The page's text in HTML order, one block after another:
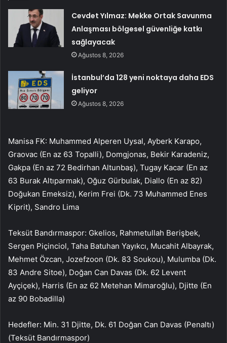
Cevdet Yılmaz: Mekke Ortak Savunma
Anlaşması bölgesel güvenliğe katkı
sağlayacak
Ağustos 8, 2026
İstanbul’da 128 yeni noktaya daha EDS
geliyor
Ağustos 8, 2026
Manisa FK: Muhammed Alperen Uysal, Ayberk Karapo,
Graovac (En az 63 Topalli), Domgjonas, Bekir Karadeniz,
Gakpa (En az 72 Bedirhan Altunbaş), Tugay Kacar (En az
63 Burak Altıparmak), Oğuz Gürbulak, Diallo (En az 82)
Doğukan Emeksiz), Kerim Frei (Dk. 73 Muhammed Enes
Kiprit), Sandro Lima
Teksüt Bandırmaspor: Gkelios, Rahmetullah Berişbek,
Sergen Piçinciol, Taha Batuhan Yayıkcı, Mucahit Albayrak,
Mehmet Özcan, Jozefzoon (Dk. 83 Soukou), Mulumba (Dk.
83 Andre Sitoe), Doğan Can Davas (Dk. 62 Levent
Ayçiçek), Harris (En az 62 Metehan Mimaroğlu), Djitte (En
az 90 Bobadilla)
Hedefler: Min. 31 Djitte, Dk. 61 Doğan Can Davas (Penaltı)
(Teksüt Bandırmaspor)